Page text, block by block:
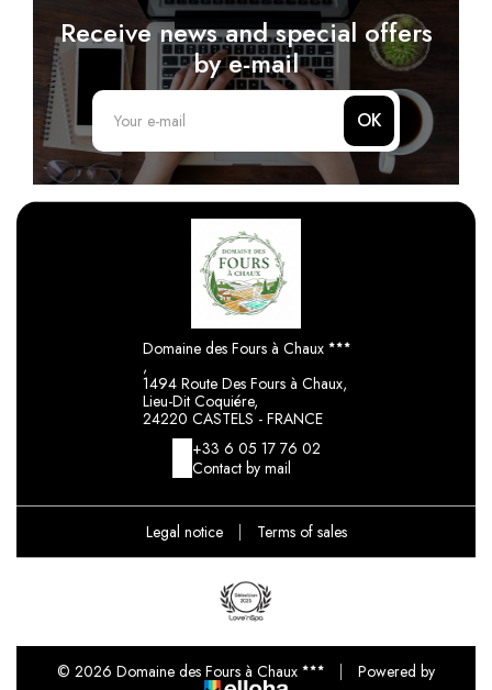
Receive news and special offers
by e-mail
OK
Domaine des Fours à Chaux
,
1494 Route Des Fours à Chaux,
Lieu-Dit Coquiére,
24220 CASTELS - FRANCE
+33 6 05 17 76 02
Contact by mail
Legal notice Terms of sales
© 2026 Domaine des Fours à Chaux Powered by